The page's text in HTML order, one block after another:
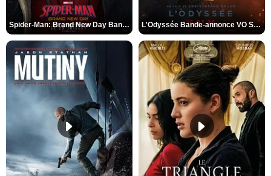
Spider-Man: Brand New Day Bande-annonce VO STFR L'Odyssée Bande-annonce VO STFR